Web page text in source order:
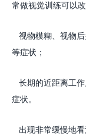
常做视觉训练可以
视物模糊、视物
等症状；
长期的近距离工
症状。
出现非常缓慢地看